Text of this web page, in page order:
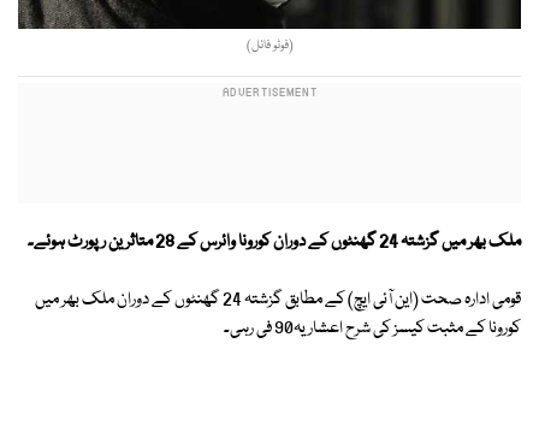
(فوٹو فائل)
ملک بھر میں گزشتہ 24 گھنٹوں کے دوران کورونا وائرس کے 28 متاثرین رپورٹ ہوئے۔
قومی ادارہ صحت (این آئی ایچ) کے مطابق گزشتہ 24 گھنٹوں کے دوران ملک بھر میں
کورونا کے مثبت کیسز کی شرح اعشاریہ90 فی رہی۔